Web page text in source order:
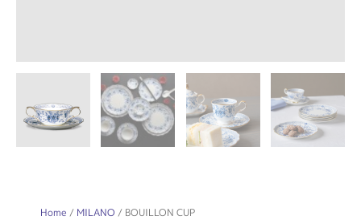
Home / MILANO / BOUILLON CUP